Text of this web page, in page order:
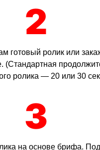
2
готовый ролик или
(Стандартная
ролика — 20 или 30
3
на основе брифа.